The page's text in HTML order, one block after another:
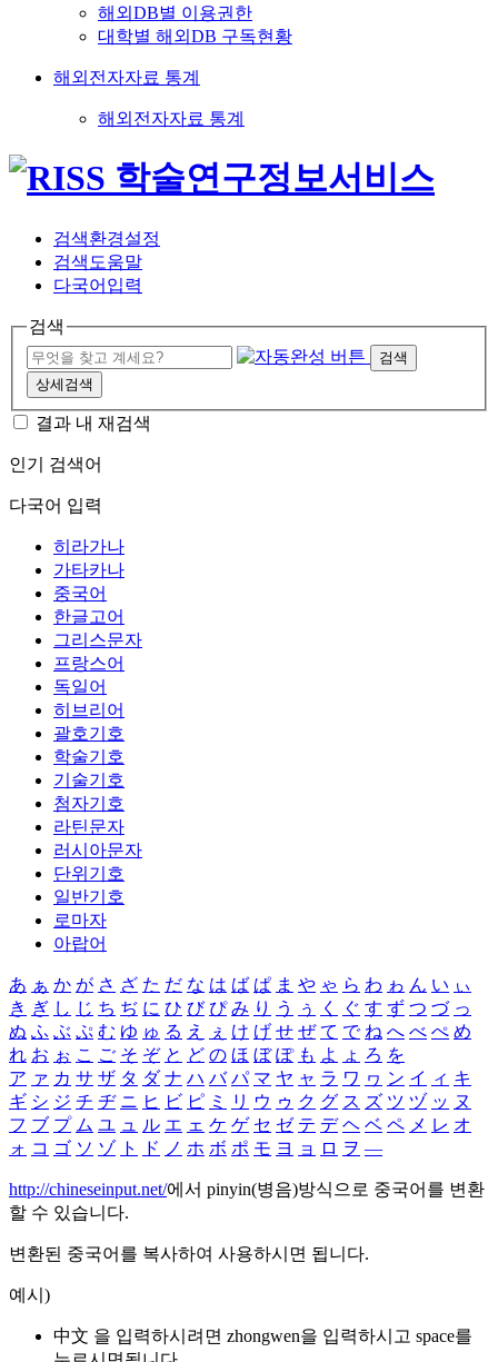
해외DB별 이용권한
대학별 해외DB 구독현황
해외전자자료 통계
해외전자자료 통계
검색환경설정
검색도움말
다국어입력
검색
검색
상세검색
결과 내 재검색
인기 검색어
다국어 입력
히라가나
가타카나
중국어
한글고어
그리스문자
프랑스어
독일어
히브리어
괄호기호
학술기호
기술기호
첨자기호
라틴문자
러시아문자
단위기호
일반기호
로마자
아랍어
あ ぁ か が さ ざ た だ な は ば ぱ ま や ゃ ら わ ゎ ん い ぃ
き ぎ し じ ち ぢ に ひ び ぴ み り う ぅ く ぐ す ず つ づ っ
ぬ ふ ぶ ぷ む ゆ ゅ る え ぇ け げ せ ぜ て で ね へ べ ぺ め
れ お ぉ こ ご そ ぞ と ど の ほ ぼ ぽ も よ ょ ろ を
ア ァ カ サ ザ タ ダ ナ ハ バ パ マ ヤ ャ ラ ワ ヮ ン イ ィ キ
ギ シ ジ チ ヂ ニ ヒ ビ ピ ミ リ ウ ゥ ク グ ス ズ ツ ヅ ッ ヌ
フ ブ プ ム ユ ュ ル エ ェ ケ ゲ セ ゼ テ デ ヘ ベ ペ メ レ オ
ォ コ ゴ ソ ゾ ト ド ノ ホ ボ ポ モ ヨ ョ ロ ヲ ―
http://chineseinput.net/에서 pinyin(병음)방식으로 중국어를 변환
할 수 있습니다.
변환된 중국어를 복사하여 사용하시면 됩니다.
예시)
中文 을 입력하시려면 zhongwen을 입력하시고 space를